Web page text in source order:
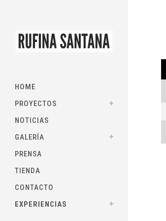
HOME
PROYECTOS
NOTICIAS
GALERÍA
PRENSA
TIENDA
CONTACTO
EXPERIENCIAS